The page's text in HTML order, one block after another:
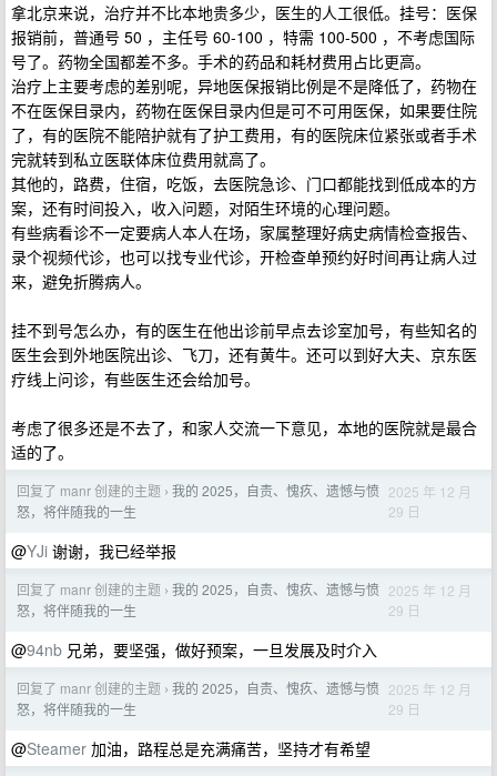
拿北京来说，治疗并不比本地贵多少，医生的人工很低。挂号：医保
报销前，普通号 50 ，主任号 60-100 ，特需 100-500 ，不考虑国际
号了。药物全国都差不多。手术的药品和耗材费用占比更高。
治疗上主要考虑的差别呢，异地医保报销比例是不是降低了，药物在
不在医保目录内，药物在医保目录内但是可不可用医保，如果要住院
了，有的医院不能陪护就有了护工费用，有的医院床位紧张或者手术
完就转到私立医联体床位费用就高了。
其他的，路费，住宿，吃饭，去医院急诊、门口都能找到低成本的方
案，还有时间投入，收入问题，对陌生环境的心理问题。
有些病看诊不一定要病人本人在场，家属整理好病史病情检查报告、
录个视频代诊，也可以找专业代诊，开检查单预约好时间再让病人过
来，避免折腾病人。
挂不到号怎么办，有的医生在他出诊前早点去诊室加号，有些知名的
医生会到外地医院出诊、飞刀，还有黄牛。还可以到好大夫、京东医
疗线上问诊，有些医生还会给加号。
考虑了很多还是不去了，和家人交流一下意见，本地的医院就是最合
适的了。
回复了 manr 创建的主题 › 我的 2025，自责、愧疚、遗憾与愤
怒，将伴随我的一生
2025 年 12 月
29 日
@YJi 谢谢，我已经举报
回复了 manr 创建的主题 › 我的 2025，自责、愧疚、遗憾与愤
怒，将伴随我的一生
2025 年 12 月
29 日
@94nb 兄弟，要坚强，做好预案，一旦发展及时介入
回复了 manr 创建的主题 › 我的 2025，自责、愧疚、遗憾与愤
怒，将伴随我的一生
2025 年 12 月
29 日
@Steamer 加油，路程总是充满痛苦，坚持才有希望